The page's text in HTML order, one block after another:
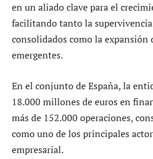
en un aliado clave para el
facilitando tanto la supervivencia
consolidados como la expansión
emergentes.
En el conjunto de España, la
18.000 millones de euros en
más de 152.000 operaciones,
como uno de los principales
empresarial.